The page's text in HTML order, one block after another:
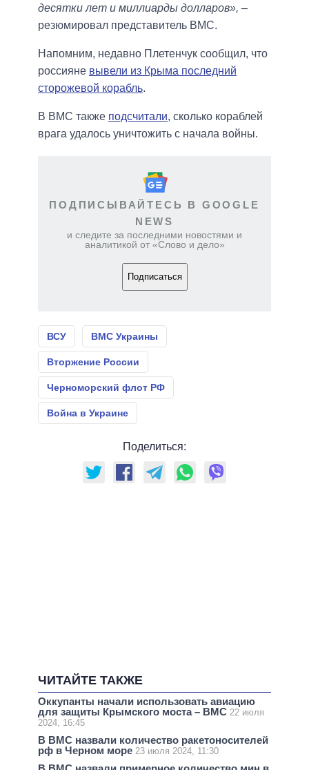
десятки лет и миллиарды долларов», –
резюмировал представитель ВМС.
Напомним, недавно Плетенчук сообщил, что
россияне вывели из Крыма последний
сторожевой корабль.
В ВМС также подсчитали, сколько кораблей
врага удалось уничтожить с начала войны.
ПОДПИСЫВАЙТЕСЬ В GOOGLE
NEWS
и следите за последними новостями и
аналитикой от «Слово и дело»
Подписаться
ВСУ ВМС Украины
Вторжение России
Черноморский флот РФ
Война в Украине
Поделиться:
ЧИТАЙТЕ ТАКЖЕ
Оккупанты начали использовать авиацию
для защиты Крымского моста – ВМС 22 июля
2024, 16:45
В ВМС назвали количество ракетоносителей
рф в Черном море 23 июля 2024, 11:30